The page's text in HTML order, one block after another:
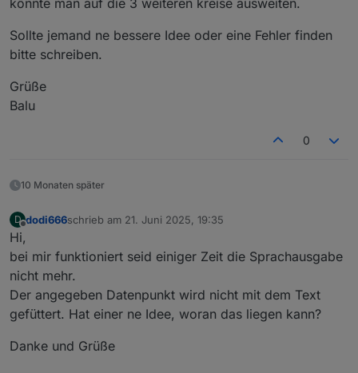
könnte man auf die 3 weiteren kreise ausweiten.
Sollte jemand ne bessere Idee oder eine Fehler finden
bitte schreiben.
Grüße
Balu
0
10 Monaten später
D dodi666schrieb am 21. Juni 2025, 19:35
zuletzt editiert von
Hi,
bei mir funktioniert seid einiger Zeit die Sprachausgabe
nicht mehr.
Der angegeben Datenpunkt wird nicht mit dem Text
gefüttert. Hat einer ne Idee, woran das liegen kann?
Danke und Grüße